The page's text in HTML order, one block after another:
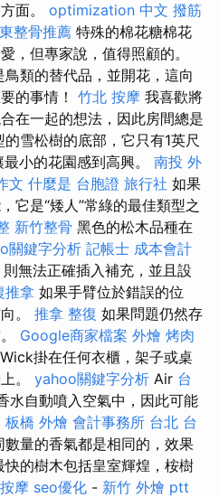
面。 optimization 中文 撥筋
整骨推薦 特殊的棉花糖棉花
，但專家說，值得照顧的。
鳥類的替代品，並開花，這向
的事情！ 竹北 按摩 我喜歡將
在一起的想法，因此房間總是
雪松樹的底部，它只有1英尺
小的花園感到高興。 南投 外
文 什麼是 台胞證 旅行社 如果
它是“矮人”常綠的最佳類型之
新竹整骨 黑色的松木品種在
關鍵字分析 記帳士 成本會計
無法正確插入補充，並且設
推拿 如果手臂位於錯誤的位
。 推拿 整復 如果問題仍然存
Google商家檔案 外燴 烤肉
Wick掛在任何衣櫃，架子或桌
。 yahoo關鍵字分析 Air 台
水自動噴入空氣中，因此可能
板橋 外燴 會計事務所 台北 台
量的香氣都是相同的，效果
的樹木包括皇室輝煌，桉樹
摩 seo優化 - 新竹 外燴 ptt